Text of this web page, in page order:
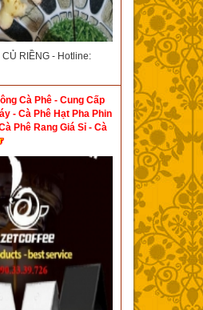
RIỀNG - Hotline:
Cà Phê - Cung Cấp
- Cà Phê Hạt Pha Phin
Phê Rang Giá Sỉ - Cà